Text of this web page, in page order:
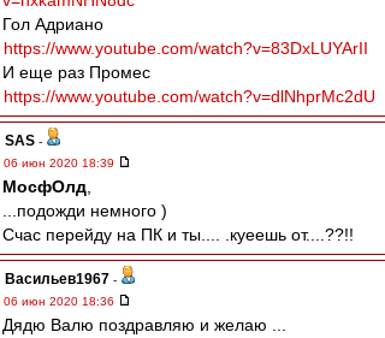
Гол Адриано
https://www.youtube.com/watch?v=83DxLUYArII
И еще раз Промес
https://www.youtube.com/watch?v=dlNhprMc2dU
SAS -
06 июн 2020 18:39
МосфОлд
...подожди немного )
Счас перейду на ПК и ты.... .куеешь от....??!!
Васильев1967 -
06 июн 2020 18:36
Дядю Валю поздравляю и желаю ...